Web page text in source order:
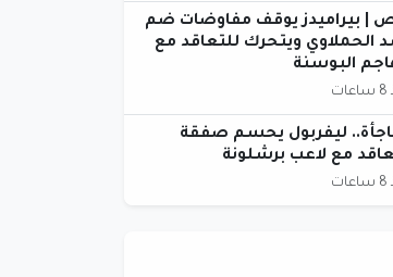
| بيراميدز يوقف مفاوضات ضم
الحملاوي ويتحرك للتعاقد مع
البوسنة
ليفربول يحسم صفقة
مع لاعب برشلونة